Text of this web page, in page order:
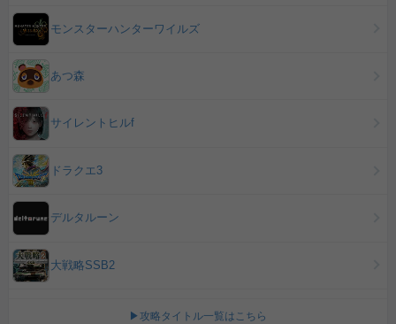
モンスターハンターワイルズ
あつ森
サイレントヒルf
ドラクエ3
デルタルーン
大戦略SSB2
▶攻略タイトル一覧はこちら